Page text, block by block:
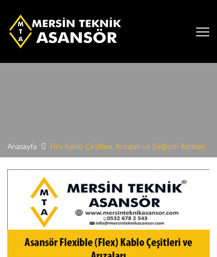
Anasayfa Flex Kablo Çeşitleri, Arızaları ve Değişim Rehberi